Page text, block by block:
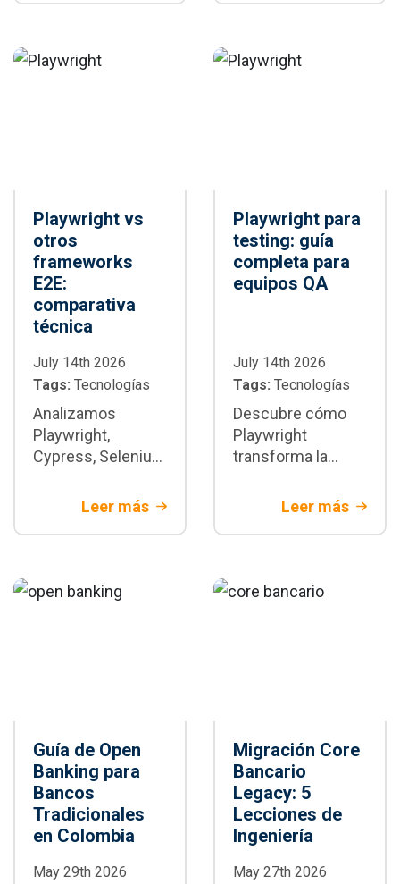
velocidad,
escenarios donde
cada framework
Playwright:
tests,
mantenimiento y
Playwright vs
otros
frameworks
E2E:
comparativa
técnica
July 14th 2026
Tags: Tecnologías
Analizamos
Playwright,
Cypress, Selenium
criterios técnicos
Descubre cuándo
mejor decisión
para tu proyecto.
Leer más
Playwright para
testing: guía
completa para
equipos QA
July 14th 2026
Tags: Tecnologías
Descubre cómo
Playwright
transforma la
pruebas E2E:
paralelización,
buenas prácticas y
Leer más
Guía de Open
Banking para
Bancos
Tradicionales
en Colombia
May 29th 2026
Migración Core
Bancario
Legacy: 5
Lecciones de
Ingeniería
May 27th 2026